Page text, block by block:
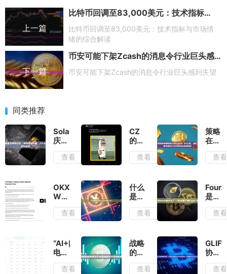
上一篇
比特币回调至83,000美元：技术指标与市场情绪的综合解读
比特币回调至83,000美元：技术指标与市场情
绪的综合解读
下一篇
币安可能下架Zcash的消息令行业巨头感到失望
币安可能下架Zcash的消息令行业巨头感到失望
同类推荐
Solana
庆祝
五周
年纪
活动
下
Firedancer
发布
查看
CZ
的魔
法触
角：
动
BSC，
$Mubarak
狂飙
与
稳中
求进
查看
策略
在其
总持
有量
BTC
时，
了一
笔更
1070
万美
元比
特币
查看
OKX
Web3
强化
安全
回应
黑客
与媒
查看
什么
是比
特币
用于
什
查看
是什
么？
一文
查看
“AI+闪
电网
络
+稳查看
战略
的新
股票
发行
查看
GLIF
协议
推出
查看